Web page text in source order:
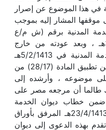
في هذا الموضوع عن إصرار
المشار إليه بموجب
المدنية برقم (ش م/ع
م/1646/3) وتاريخ 3/4/1413هـ ، وبعد عودته من خارج
المملكة تظلم إلى ديوان الخدمة المدنية في 5/2/1413هـ
فأيده الديوان فيما يطالب به من تطبيق المادة (28/17) من
على موضوعه ، وأرشده إلى
طالما أن مرجعه مصر على
ضمن خطاب ديوان الخدمة
المدنية رقم (13021) وتاريخ 23/4/1413هـ المرفق بأوراق
بهذه الدعوى إلى ديوان